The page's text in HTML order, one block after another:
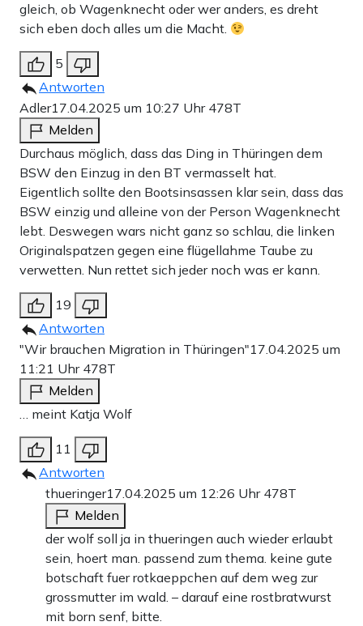
gleich, ob Wagenknecht oder wer anders, es dreht
sich eben doch alles um die Macht.
5
Antworten
Adler17.04.2025 um 10:27 Uhr 478T
Melden
Durchaus möglich, dass das Ding in Thüringen dem
BSW den Einzug in den BT vermasselt hat.
Eigentlich sollte den Bootsinsassen klar sein, dass das
BSW einzig und alleine von der Person Wagenknecht
lebt. Deswegen wars nicht ganz so schlau, die linken
Originalspatzen gegen eine flügellahme Taube zu
verwetten. Nun rettet sich jeder noch was er kann.
19
Antworten
"Wir brauchen Migration in Thüringen"17.04.2025 um
11:21 Uhr 478T
Melden
… meint Katja Wolf
11
Antworten
thueringer17.04.2025 um 12:26 Uhr 478T
Melden
der wolf soll ja in thueringen auch wieder erlaubt
sein, hoert man. passend zum thema. keine gute
botschaft fuer rotkaeppchen auf dem weg zur
grossmutter im wald. – darauf eine rostbratwurst
mit born senf, bitte.